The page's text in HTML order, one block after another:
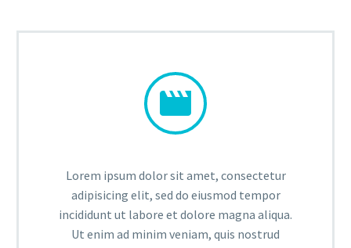


Lorem ipsum dolor sit amet, consectetur
adipisicing elit, sed do eiusmod tempor
incididunt ut labore et dolore magna aliqua.
Ut enim ad minim veniam, quis nostrud